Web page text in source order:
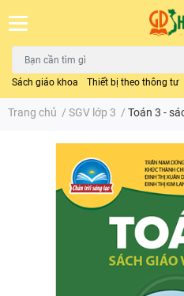
Sách giáo khoa Thiết bị theo thông tư
Trang chủ / SGV lớp 3 / Toán 3 -